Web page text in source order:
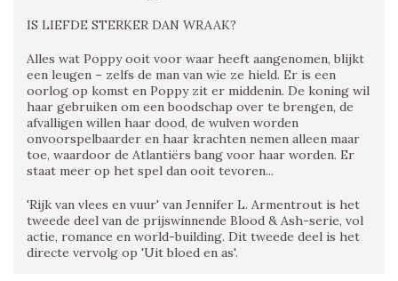
IS LIEFDE STERKER DAN WRAAK?
Alles wat Poppy ooit voor waar heeft aangenomen, blijkt
een leugen – zelfs de man van wie ze hield. Er is een
oorlog op komst en Poppy zit er middenin. De koning wil
haar gebruiken om een boodschap over te brengen, de
afvalligen willen haar dood, de wulven worden
onvoorspelbaarder en haar krachten nemen alleen maar
toe, waardoor de Atlantiërs bang voor haar worden. Er
staat meer op het spel dan ooit tevoren...
'Rijk van vlees en vuur' van Jennifer L. Armentrout is het
tweede deel van de prijswinnende Blood & Ash-serie, vol
actie, romance en world-building. Dit tweede deel is het
directe vervolg op 'Uit bloed en as'.